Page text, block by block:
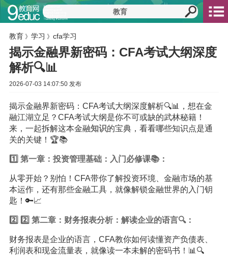
教育 》 学习 》 cfa学习
揭示金融界新密码：CFA考试大纲深度
解析🔍📊
2026-07-03 14:07:50 发布
揭示金融界新密码：CFA考试大纲深度解析🔍📊，想在金
融江湖立足？CFA考试大纲是你不可或缺的武林秘籍！
来，一起拆解这本金融知识的宝典，看看哪些知识点是通
关的关键！🏆📚
1️⃣ 第一章：投资管理基础：入门必修课📚：
从零开始？别怕！CFA带你了解投资环境、金融市场的基
本运作，还有那些金融工具，就像解锁金融世界的入门钥
匙！🔑📈
2️⃣ 2️⃣ 第二章：财务报表分析：解读企业的语言🔍：
财务报表是企业的语言，CFA教你如何读懂资产负债表、
利润表和现金流量表，就像读一本未解的密码书！📊🔍